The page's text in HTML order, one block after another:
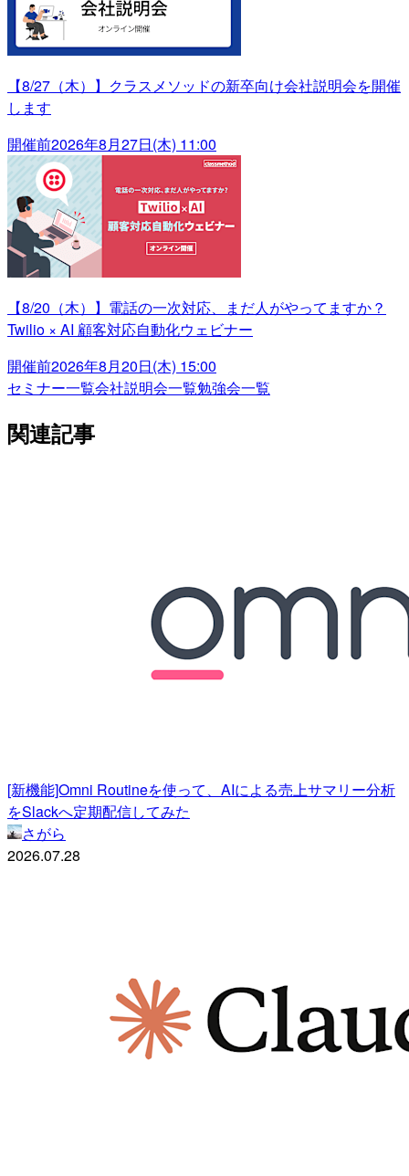
【8/27（木）】クラスメソッドの新卒向け会社説明会を開催
します
開催前2026年8月27日(木) 11:00
【8/20（木）】電話の一次対応、まだ人がやってますか？
Twilio × AI 顧客対応自動化ウェビナー
開催前2026年8月20日(木) 15:00
セミナー一覧会社説明会一覧勉強会一覧
関連記事
[新機能]Omni Routineを使って、AIによる売上サマリー分析
をSlackへ定期配信してみた
さがら
2026.07.28